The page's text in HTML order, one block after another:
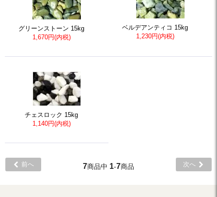
グリーンストーン 15kg
1,670円(内税)
ベルデアンティコ 15kg
1,230円(内税)
チェスロック 15kg
1,140円(内税)
前へ 7商品中 1-7商品 次へ